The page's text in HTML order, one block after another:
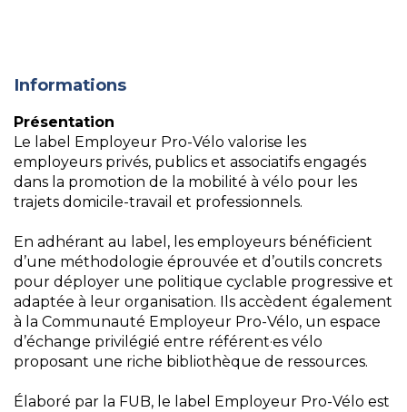
Informations
Présentation
Le label Employeur Pro-Vélo valorise les
employeurs privés, publics et associatifs engagés
dans la promotion de la mobilité à vélo pour les
trajets domicile-travail et professionnels.
En adhérant au label, les employeurs bénéficient
d’une méthodologie éprouvée et d’outils concrets
pour déployer une politique cyclable progressive et
adaptée à leur organisation. Ils accèdent également
à la Communauté Employeur Pro-Vélo, un espace
d’échange privilégié entre référent·es vélo
proposant une riche bibliothèque de ressources.
Élaboré par la FUB, le label Employeur Pro-Vélo est